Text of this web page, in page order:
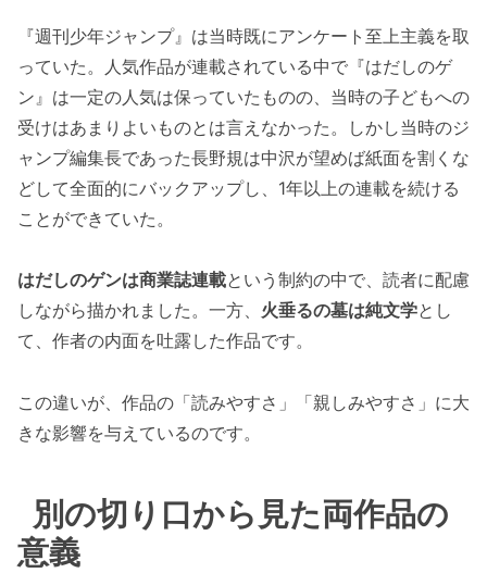
『週刊少年ジャンプ』は当時既にアンケート至上主義を取
っていた。人気作品が連載されている中で『はだしのゲ
ン』は一定の人気は保っていたものの、当時の子どもへの
受けはあまりよいものとは言えなかった。しかし当時のジ
ャンプ編集長であった長野規は中沢が望めば紙面を割くな
どして全面的にバックアップし、1年以上の連載を続ける
ことができていた。
はだしのゲンは商業誌連載という制約の中で、読者に配慮
しながら描かれました。一方、 火垂るの墓は純文学とし
て、作者の内面を吐露した作品です。
この違いが、作品の「読みやすさ」「親しみやすさ」に大
きな影響を与えているのです。
別の切り口から見た両作品の
意義